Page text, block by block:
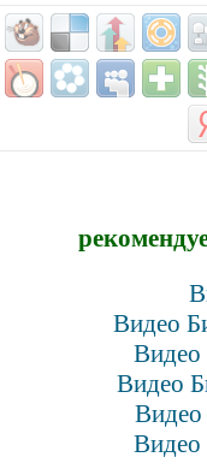
Видео
Видео
Видео
Видео
Видео